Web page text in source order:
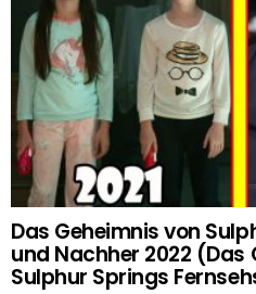
Das Geheimnis von
und Nachher 2022 (Das
Sulphur Springs